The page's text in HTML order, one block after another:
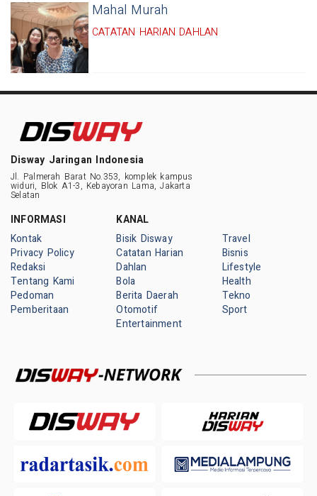
Mahal Murah
CATATAN HARIAN DAHLAN
Disway Jaringan Indonesia
Jl. Palmerah Barat No.353, komplek kampus
widuri, Blok A1-3, Kebayoran Lama, Jakarta
Selatan
INFORMASI
Kontak
Privacy Policy
Redaksi
Tentang Kami
Pedoman
Pemberitaan
KANAL
Bisik Disway
Catatan Harian
Dahlan
Bola
Berita Daerah
Otomotif
Entertainment
Travel
Bisnis
Lifestyle
Health
Tekno
Sport